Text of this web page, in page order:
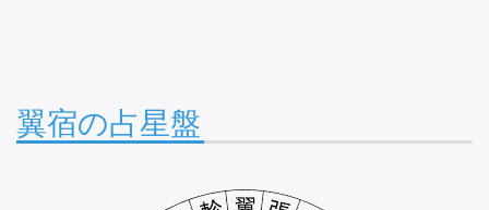
翼宿の占星盤